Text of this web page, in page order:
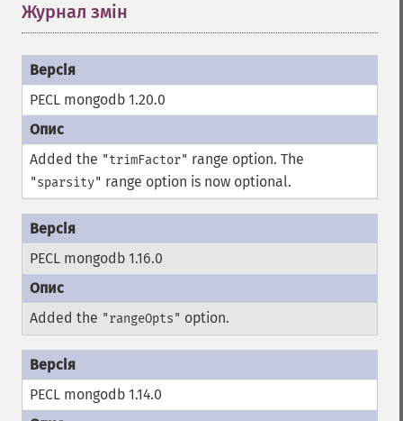
Журнал змін
PECL mongodb 1.20.0
Added the "trimFactor" range option. The
"sparsity" range option is now optional.
PECL mongodb 1.16.0
Added the "rangeOpts" option.
PECL mongodb 1.14.0